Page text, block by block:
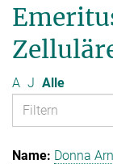
A J Alle
Donna